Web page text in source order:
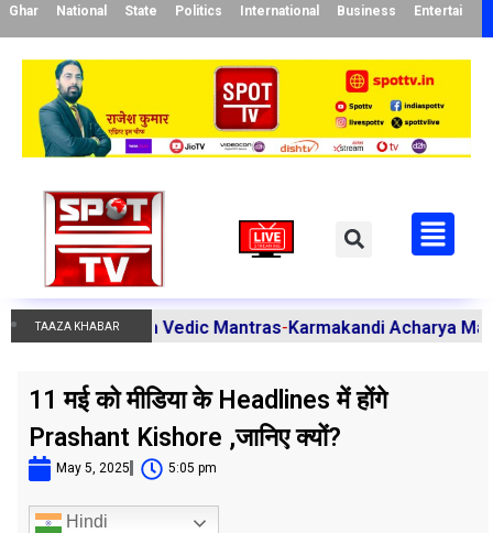
Ghar National State Politics International Business
TAAZA KHABAR
Through Vedic Mantras- Karmakandi Acharya Manoj
11 मई को मीडिया के Headlines में होंगे
Prashant Kishore ,जानिए क्यों?
May 5, 2025 5:05 pm
Hindi